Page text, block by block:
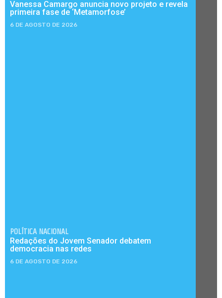
Vanessa Camargo anuncia novo projeto e revela
primeira fase de ‘Metamorfose’
6 DE AGOSTO DE 2026
POLÍTICA NACIONAL
Redações do Jovem Senador debatem
democracia nas redes
6 DE AGOSTO DE 2026